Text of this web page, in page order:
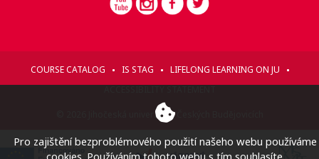
COURSE CATALOG IS STAG
LIFELONG LEARNING ON JU
© 2026 Jihočeská univerzita v Českých Budějovicích
Pro zajištění bezproblémového použití našeho webu používáme
cookies. Používáním tohoto webu s tím souhlasíte.